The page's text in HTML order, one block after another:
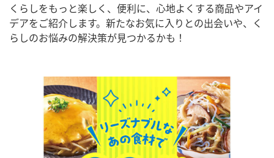
くらしをもっと楽しく、便利に、心地よくする商品やアイ
デアをご紹介します。新たなお気に入りとの出会いや、く
らしのお悩みの解決策が見つかるかも！